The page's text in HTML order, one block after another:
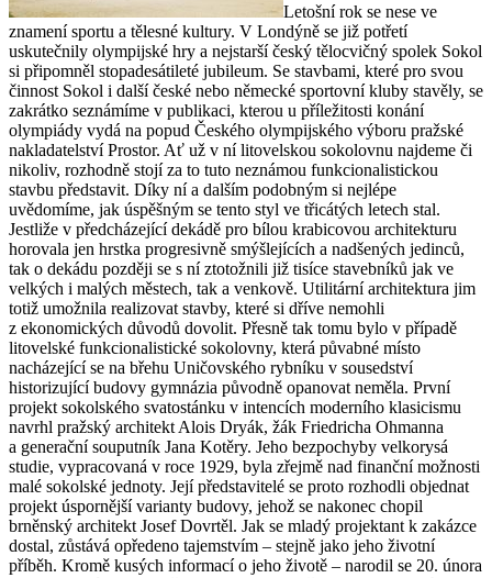
Letošní rok se nese ve
znamení sportu a tělesné kultury. V Londýně se již potřetí
uskutečnily olympijské hry a nejstarší český tělocvičný spolek Sokol
si připomněl stopadesátileté jubileum. Se stavbami, které pro svou
činnost Sokol i další české nebo německé sportovní kluby stavěly, se
zakrátko seznámíme v publikaci, kterou u příležitosti konání
olympiády vydá na popud Českého olympijského výboru pražské
nakladatelství Prostor. Ať už v ní litovelskou sokolovnu najdeme či
nikoliv, rozhodně stojí za to tuto neznámou funkcionalistickou
stavbu představit. Díky ní a dalším podobným si nejlépe
uvědomíme, jak úspěšným se tento styl ve třicátých letech stal.
Jestliže v předcházející dekádě pro bílou krabicovou architekturu
horovala jen hrstka progresivně smýšlejících a nadšených jedinců,
tak o dekádu později se s ní ztotožnili již tisíce stavebníků jak ve
velkých i malých městech, tak a venkově. Utilitární architektura jim
totiž umožnila realizovat stavby, které si dříve nemohli
z ekonomických důvodů dovolit. Přesně tak tomu bylo v případě
litovelské funkcionalistické sokolovny, která půvabné místo
nacházející se na břehu Uničovského rybníku v sousedství
historizující budovy gymnázia původně opanovat neměla. První
projekt sokolského svatostánku v intencích moderního klasicismu
navrhl pražský architekt Alois Dryák, žák Friedricha Ohmanna
a generační souputník Jana Kotěry. Jeho bezpochyby velkorysá
studie, vypracovaná v roce 1929, byla zřejmě nad finanční možnosti
malé sokolské jednoty. Její představitelé se proto rozhodli objednat
projekt úspornější varianty budovy, jehož se nakonec chopil
brněnský architekt Josef Dovrtěl. Jak se mladý projektant k zakázce
dostal, zůstává opředeno tajemstvím – stejně jako jeho životní
příběh. Kromě kusých informací o jeho životě – narodil se 20. února